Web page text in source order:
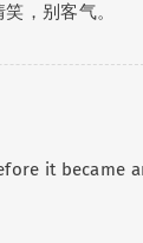
，别客气。
it became